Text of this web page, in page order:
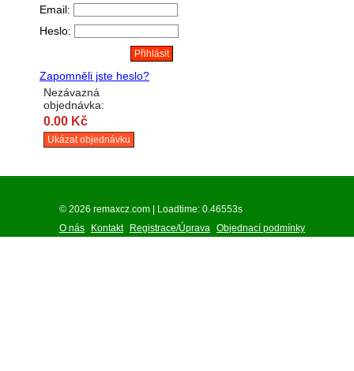
Email:
Heslo:
Zapomněli jste heslo?
Nezávazná
objednávka:
0.00 Kč
© 2026 remaxcz.com | Loadtime: 0.46553s
O nás
Kontakt Registrace/Úprava Objednací podmínky